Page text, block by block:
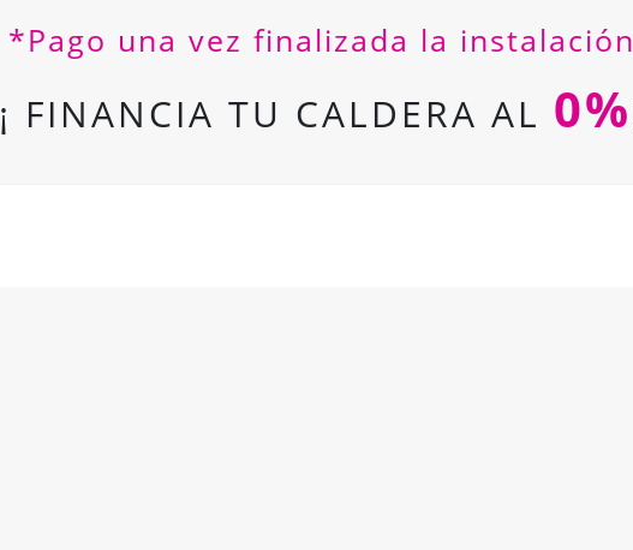
*Pago una vez finalizada la instalación
¡ FINANCIA TU CALDERA AL 0%